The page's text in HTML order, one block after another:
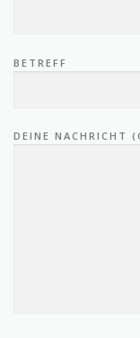
BETREFF
DEINE NACHRICHT